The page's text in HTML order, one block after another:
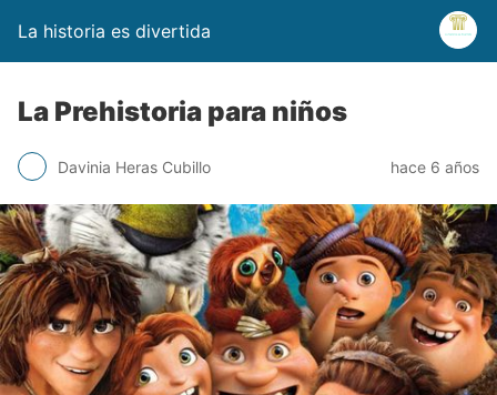
La historia es divertida
La Prehistoria para niños
Davinia Heras Cubillo hace 6 años